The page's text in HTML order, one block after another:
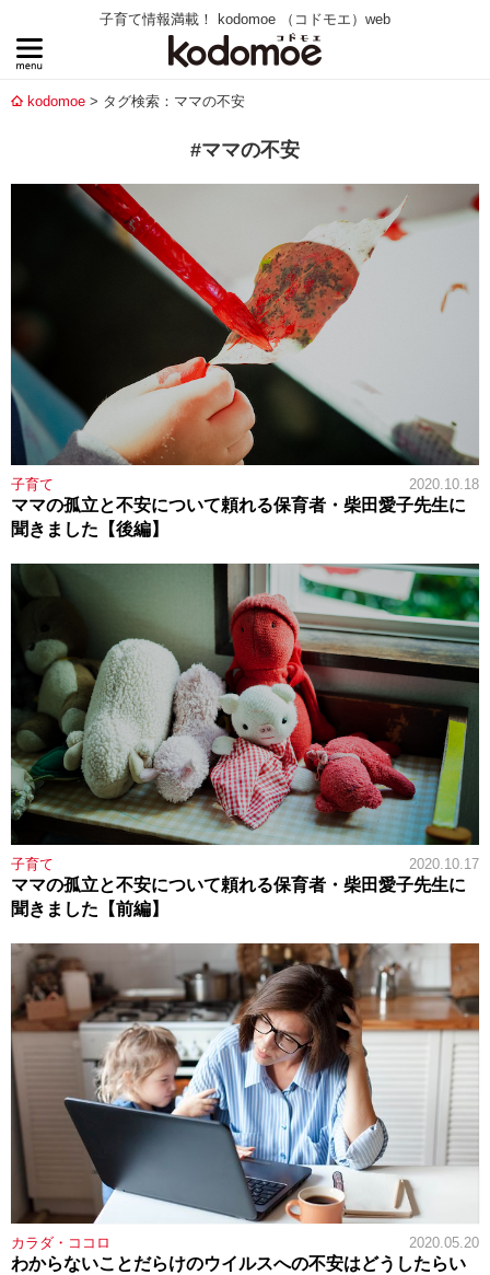
子育て情報満載！ kodomoe （コドモエ）web
kodomoe タグ検索：ママの不安
#ママの不安
子育て 2020.10.18
ママの孤立と不安について頼れる保育者・柴田愛子先生に
聞きました【後編】
子育て 2020.10.17
ママの孤立と不安について頼れる保育者・柴田愛子先生に
聞きました【前編】
カラダ・ココロ 2020.05.20
わからないことだらけのウイルスへの不安はどうしたらい